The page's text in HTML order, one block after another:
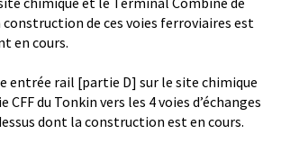
construction de ces voies ferroviaires est
en cours.
entrée rail [partie D] sur le site chimique
CFF du Tonkin vers les 4 voies d’échanges
dont la construction est en cours.